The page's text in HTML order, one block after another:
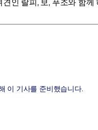
인 랄피, 보, 푸조와 함
이 기사를 준비했습니다.